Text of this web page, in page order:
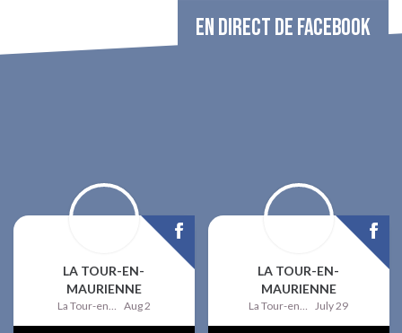
EN DIRECT DE FACEBOOK
LA TOUR-EN-
MAURIENNE
La Tour-en-Maurienne Aug 2
LA TOUR-EN-
MAURIENNE
La Tour-en-Maurienne July 29